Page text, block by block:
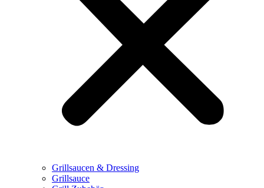
Grillsaucen & Dressing
Grillsauce